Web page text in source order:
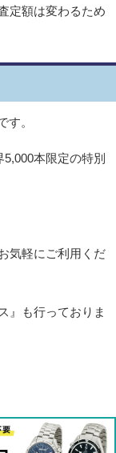
定額は変わるため
す。
本限定の特別
気軽にご利用くだ
』も行っておりま